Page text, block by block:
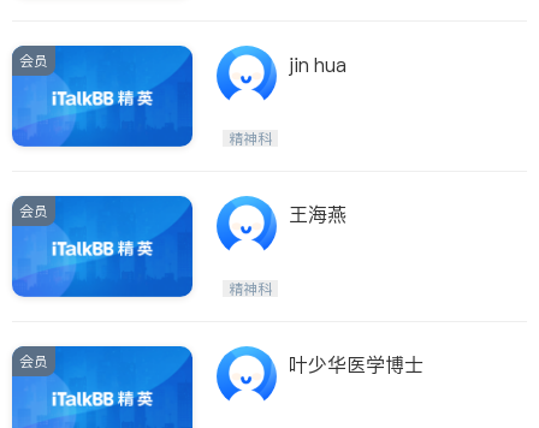
会员 jin hua
精神科
会员 王海燕
精神科
会员 叶少华医学博士